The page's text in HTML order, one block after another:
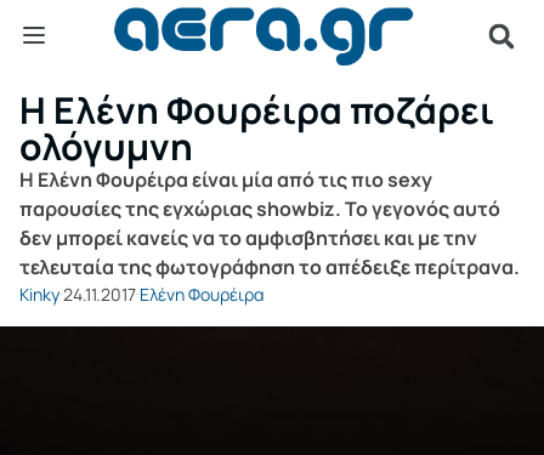
Η Ελένη Φουρέιρα ποζάρει
ολόγυμνη
Η Ελένη Φουρέιρα είναι μία από τις πιο sexy
παρουσίες της εγχώριας showbiz. Το γεγονός αυτό
δεν μπορεί κανείς να το αμφισβητήσει και με την
τελευταία της φωτογράφηση το απέδειξε περίτρανα.
Kinky24.11.2017 Ελένη Φουρέιρα